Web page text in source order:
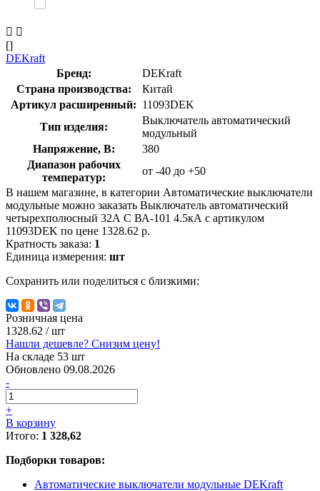
[]
DEKraft
Бренд:
DEKraft
Страна производства:
Китай
Артикул расширенный: 11093DEK
Тип изделия:
Выключатель автоматический
модульный
Напряжение, В:
380
Диапазон рабочих
температур:
от -40 до +50
В нашем магазине, в категории Автоматические выключатели
модульные можно заказать Выключатель автоматический
четырехполюсный 32А С ВА-101 4.5кА с артикулом
11093DEK по цене 1328.62 р.
Кратность заказа: 1
Единица измерения: шт
Сохранить или поделиться с близкими:
Розничная цена
1328.62 / шт
Нашли дешевле? Снизим цену!
На складе 53 шт
Обновлено 09.08.2026
-
+
В корзину
Итого: 1 328,62
Подборки товаров:
Автоматические выключатели модульные DEKraft